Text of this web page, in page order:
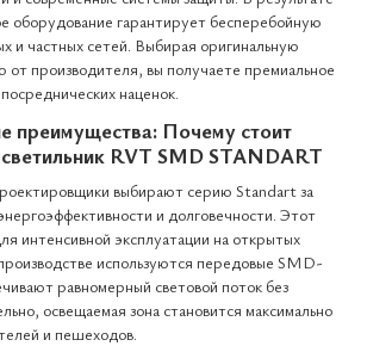
оборудование гарантирует бесперебойную
и частных сетей. Выбирая оригинальную
производителя, вы получаете премиальное
наценок.
преимущества: Почему стоит
RVT SMD STANDART
выбирают серию Standart за
и долговечности. Этот
интенсивной эксплуатации на открытых
используются передовые SMD-
равномерный световой поток без
освещаемая зона становится максимально
и пешеходов.